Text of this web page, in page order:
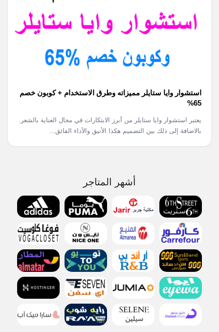
استشوار وايا ستايلر مميزاته وطرق الاستخدام + كوبون خصم
65%
يعتبر استشوار وايا ستايلر من أبرز الابتكارات في مجال العناية بالشعر.
بالاضافة إلى ذلك بين التصميم هكذا الأنيق والأداء الفائق...
أشهر المتاجر